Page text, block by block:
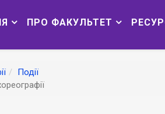
ПРО ФАКУЛЬТЕТ
Події